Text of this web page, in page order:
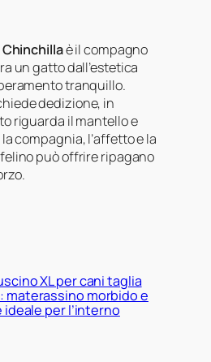
è il compagno
un gatto dall’estetica
tranquillo.
dedizione, in
riguarda il mantello e
compagnia, l’affetto e la
può offrire ripagano
XL per cani taglia
materassino morbido e
ideale per l’interno